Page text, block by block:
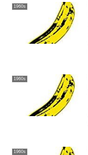
1960s
1960s
1960s